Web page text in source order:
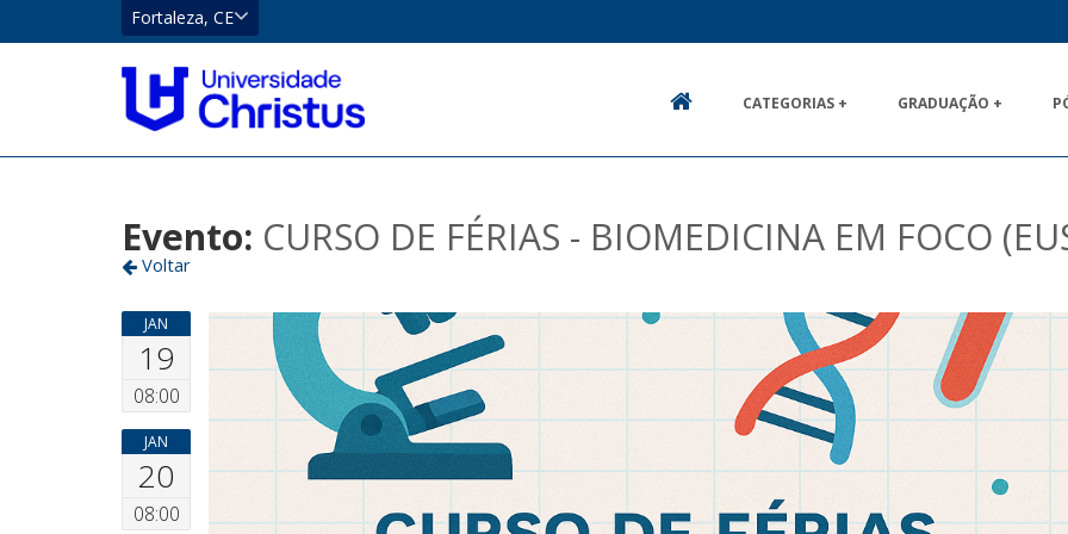
CE
Eusébio
Fortaleza
Fortaleza, CE
Localizar
CATEGORIAS + GRADUAÇÃO +
Evento: CURSO DE FÉRIAS - BIOMEDICINA EM FOCO
Voltar
JAN
19
08:00
JAN
20
08:00